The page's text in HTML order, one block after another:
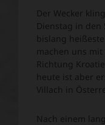
Der Wecker
Dienstag in den
bislang
machen uns
Richtung
heute ist aber
Villach in
Nach einem